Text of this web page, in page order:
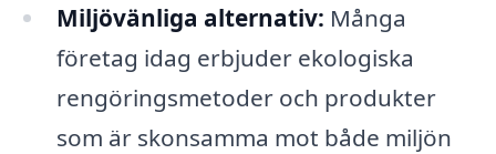
Miljövänliga alternativ: Många
företag idag erbjuder ekologiska
rengöringsmetoder och produkter
som är skonsamma mot både miljön